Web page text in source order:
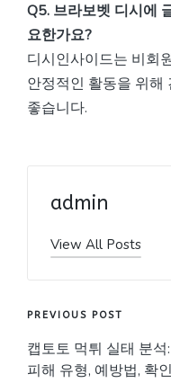
Q5. 브라보벳 디시에
요한가요?
디시인사이드는 비회
안정적인 활동을 위해
좋습니다.
admin
View All Posts
Post
navigation
PREVIOUS POST
캡토토 먹튀 실태 분석:
피해 유형, 예방법, 확인